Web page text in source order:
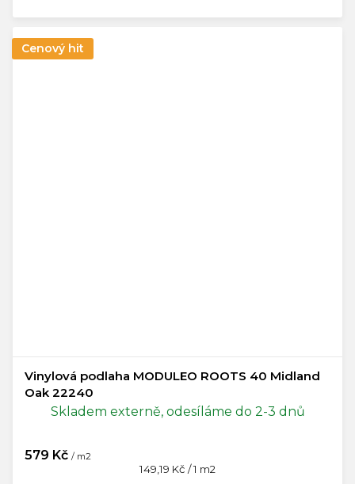
Cenový hit
Vinylová podlaha MODULEO ROOTS 40 Midland
Oak 22240
Skladem externě, odesíláme do 2-3 dnů
579 Kč / m2
Měrná
149,19 Kč / 1 m2